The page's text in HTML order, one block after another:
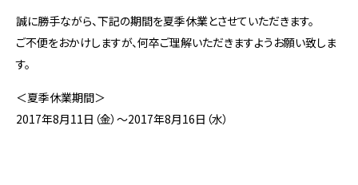
誠に勝手ながら、下記の期間を夏季休業とさせていただきます。
ご不便をおかけしますが、何卒ご理解いただきますようお願い致しま
す。
＜夏季休業期間＞
2017年8月11日（金）〜2017年8月16日（水）